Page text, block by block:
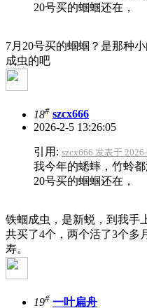
20号买的蝈蝈还在，
7月20号买的蝈蝈？是那种
成虫的吧
18# szcx666
2026-2-5 13:26:05
引用: szcx666 发表于
我今年的蟋蟀，竹蛉
20号买的蝈蝈还在，
铁蝈成虫，是新蜕，到我手
共买了4个，两个活了3个多
寿。
19# 一叶扁舟